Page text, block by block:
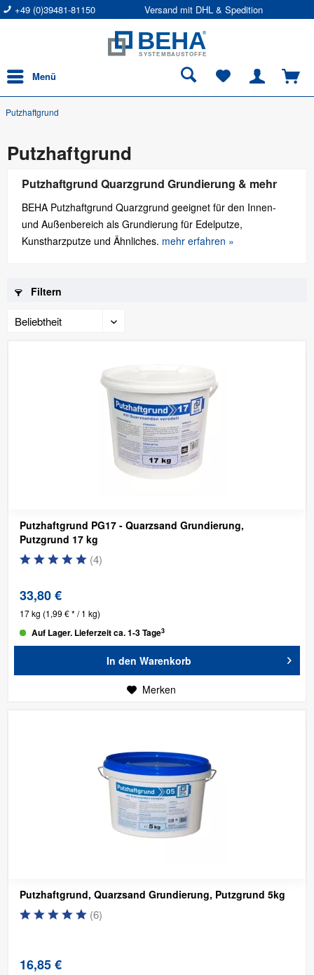
+49 (0)39481-81150 Versand mit DHL & Spedition
Menü
Putzhaftgrund
Putzhaftgrund
Putzhaftgrund Quarzgrund Grundierung & mehr
BEHA Putzhaftgrund Quarzgrund geeignet für den Innen-
und Außenbereich als Grundierung für Edelputze,
Kunstharzputze und Ähnliches. mehr erfahren »
Filtern
Putzhaftgrund PG17 - Quarzsand Grundierung,
Putzgrund 17 kg
(4)
33,80 €
17 kg (1,99 € * / 1 kg)
Auf Lager. Lieferzeit ca. 1-3 Tage3
In den Warenkorb
Merken
Putzhaftgrund, Quarzsand Grundierung, Putzgrund 5kg
(6)
16,85 €